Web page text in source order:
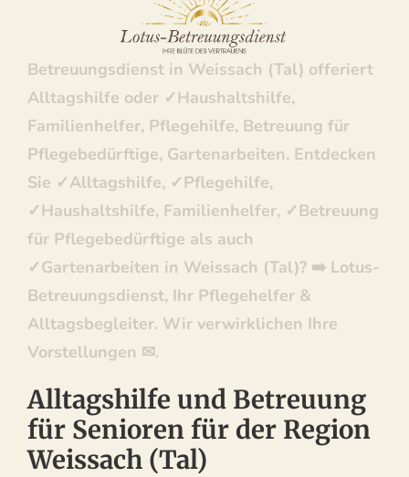
für Pflegebedürftige, Haushaltshilfe,
Familienhelfer, Gartenarbeiten. ↗️Lotus-
Betreuungsdienst in Weissach (Tal) offeriert
Alltagshilfe oder ✓Haushaltshilfe,
Familienhelfer, Pflegehilfe, Betreuung für
Pflegebedürftige, Gartenarbeiten. Entdecken
Sie ✓Alltagshilfe, ✓Pflegehilfe,
✓Haushaltshilfe, Familienhelfer, ✓Betreuung
für Pflegebedürftige als auch
✓Gartenarbeiten in Weissach (Tal)? ➡️ Lotus-
Betreuungsdienst, Ihr Pflegehelfer &
Alltagsbegleiter. Wir verwirklichen Ihre
Vorstellungen ✉.
Alltagshilfe und Betreuung
für Senioren für der Region
Weissach (Tal)